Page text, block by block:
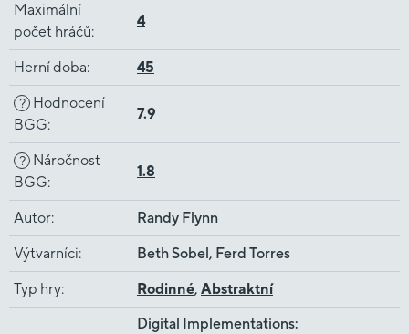
Maximální
počet hráčů:
4
Herní doba: 45
?
Hodnocení
BGG:
7.9
?
Náročnost
BGG:
1.8
Autor: Randy Flynn
Výtvarníci: Beth Sobel, Ferd Torres
Typ hry: Rodinné, Abstraktní
Digital Implementations: